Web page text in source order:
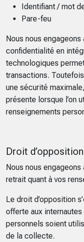
Identifiant / mot
Pare-feu
Nous nous
confidentialité en
technologiques
transactions.
une sécurité
présente lorsque l’on
renseignements
Droit
Nous nous
retrait quant à vos
Le droit d’opposition
offerte aux
personnels soient
de la collecte.